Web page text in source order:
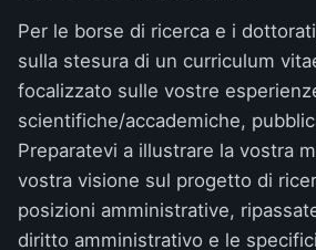
Per le borse di ricerca e i
sulla stesura di un curriculum
focalizzato sulle vostre
scientifiche/accademiche,
Preparatevi a illustrare la vostra
vostra visione sul progetto di
posizioni amministrative,
diritto amministrativo e le